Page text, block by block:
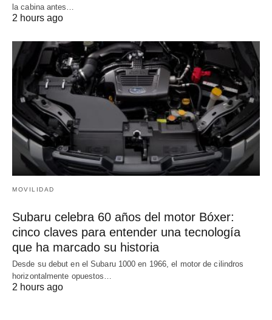
la cabina antes…
2 hours ago
MOVILIDAD
Subaru celebra 60 años del motor Bóxer:
cinco claves para entender una tecnología
que ha marcado su historia
Desde su debut en el Subaru 1000 en 1966, el motor de cilindros
horizontalmente opuestos…
2 hours ago